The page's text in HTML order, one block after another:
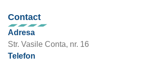
Contact
Adresa
Str. Vasile Conta, nr. 16
Telefon